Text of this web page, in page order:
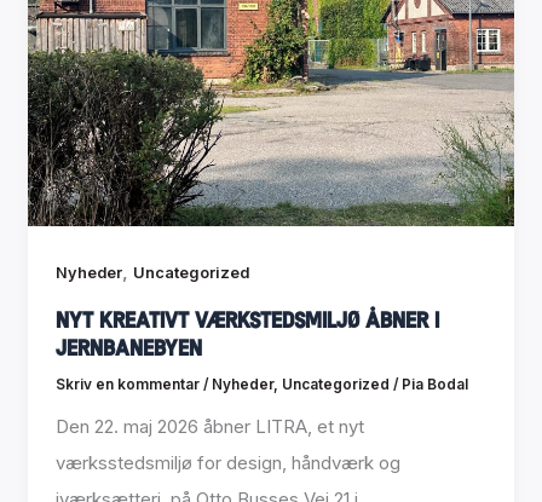
Nyheder, Uncategorized
Nyt kreativt værkstedsmiljø åbner i
Jernbanebyen
Skriv en kommentar / Nyheder, Uncategorized / Pia Bodal
Den 22. maj 2026 åbner LITRA, et nyt
værksstedsmiljø for design, håndværk og